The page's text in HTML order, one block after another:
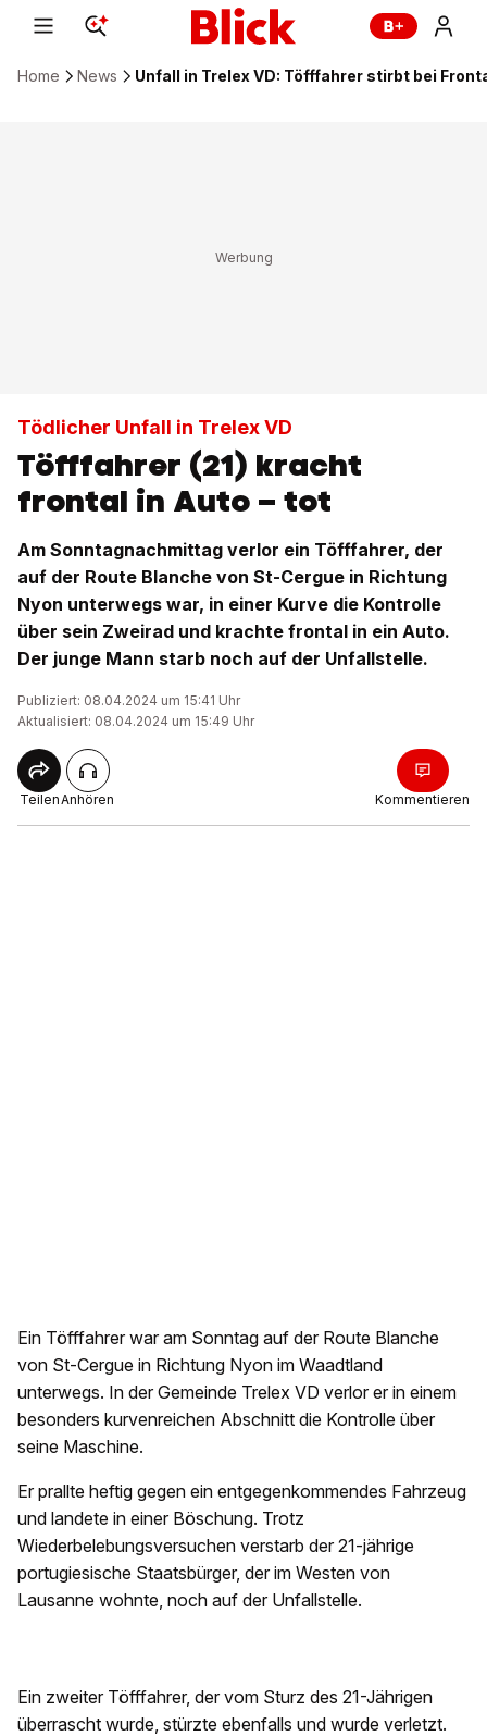
Home News Unfall in Trelex VD: Töfffahrer stirbt bei
Tödlicher Unfall in Trelex VD
Töfffahrer (21) kracht
frontal in Auto – tot
Am Sonntagnachmittag verlor ein Töfffahrer, der
auf der Route Blanche von St-Cergue in Richtung
Nyon unterwegs war, in einer Kurve die Kontrolle
über sein Zweirad und krachte frontal in ein Auto.
Der junge Mann starb noch auf der Unfallstelle.
Publiziert: 08.04.2024 um 15:41 Uhr
Aktualisiert: 08.04.2024 um 15:49 Uhr
TeilenAnhören Kommentieren
Ein Töfffahrer war am Sonntag auf der Route Blanche
von St-Cergue in Richtung Nyon im Waadtland
unterwegs. In der Gemeinde Trelex VD verlor er in einem
besonders kurvenreichen Abschnitt die Kontrolle über
seine Maschine.
Er prallte heftig gegen ein entgegenkommendes Fahrzeug
und landete in einer Böschung. Trotz
Wiederbelebungsversuchen verstarb der 21-jährige
portugiesische Staatsbürger, der im Westen von
Lausanne wohnte, noch auf der Unfallstelle.
Ein zweiter Töfffahrer, der vom Sturz des 21-Jährigen
überrascht wurde, stürzte ebenfalls und wurde verletzt.